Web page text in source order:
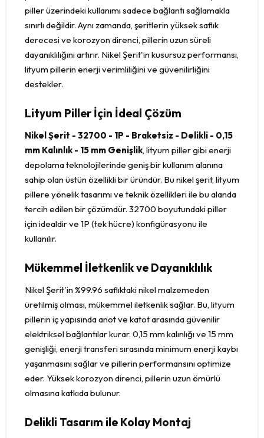
piller üzerindeki kullanımı sadece bağlantı sağlamakla
sınırlı değildir. Aynı zamanda, şeritlerin yüksek saflık
derecesi ve korozyon direnci, pillerin uzun süreli
dayanıklılığını artırır. Nikel Şerit'in kusursuz performansı,
lityum pillerin enerji verimliliğini ve güvenilirliğini
destekler.
Lityum Piller İçin İdeal Çözüm
Nikel Şerit - 32700 - 1P - Braketsiz - Delikli - 0,15
mm Kalınlık - 15 mm Genişlik, lityum piller gibi enerji
depolama teknolojilerinde geniş bir kullanım alanına
sahip olan üstün özellikli bir üründür. Bu nikel şerit, lityum
pillere yönelik tasarımı ve teknik özellikleri ile bu alanda
tercih edilen bir çözümdür. 32700 boyutundaki piller
için idealdir ve 1P (tek hücre) konfigürasyonu ile
kullanılır.
Mükemmel İletkenlik ve Dayanıklılık
Nikel Şerit'in %99.96 saflıktaki nikel malzemeden
üretilmiş olması, mükemmel iletkenlik sağlar. Bu, lityum
pillerin iç yapısında anot ve katot arasında güvenilir
elektriksel bağlantılar kurar. 0,15 mm kalınlığı ve 15 mm
genişliği, enerji transferi sırasında minimum enerji kaybı
yaşanmasını sağlar ve pillerin performansını optimize
eder. Yüksek korozyon direnci, pillerin uzun ömürlü
olmasına katkıda bulunur.
Delikli Tasarım ile Kolay Montaj